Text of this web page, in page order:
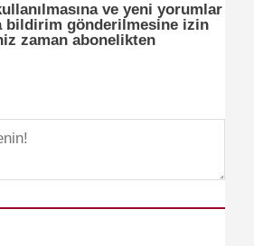
ve yeni yorumlar
bildirim gönderilmesine izin
zaman abonelikten